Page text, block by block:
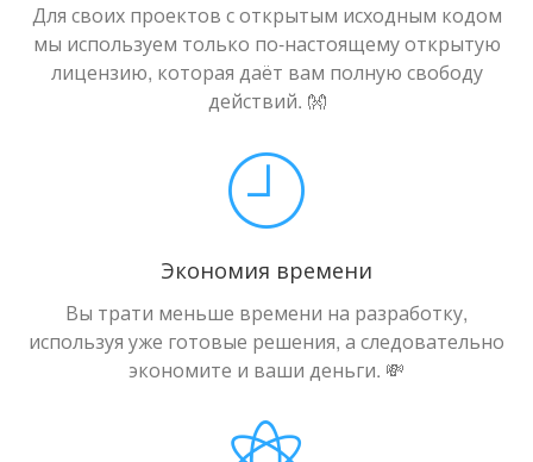
Для своих проектов с открытым исходным кодом
мы используем только по-настоящему открытую
лицензию, которая даёт вам полную свободу
действий. 👐
Экономия времени
Вы трати меньше времени на разработку,
используя уже готовые решения, а следовательно
экономите и ваши деньги. 💸